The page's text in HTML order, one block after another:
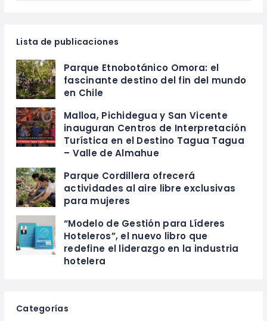
Lista de publicaciones
Parque Etnobotánico Omora: el
fascinante destino del fin del mundo
en Chile
Malloa, Pichidegua y San Vicente
inauguran Centros de Interpretación
Turística en el Destino Tagua Tagua
– Valle de Almahue
Parque Cordillera ofrecerá
actividades al aire libre exclusivas
para mujeres
“Modelo de Gestión para Líderes
Hoteleros”, el nuevo libro que
redefine el liderazgo en la industria
hotelera
Categorías